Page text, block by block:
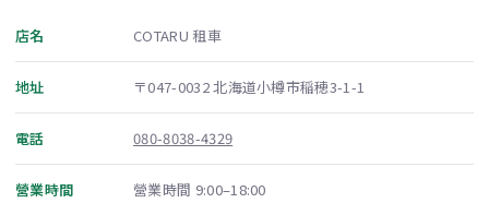
店名 COTARU 租車
地址 〒047-0032 北海道小樽市稲穂3-1-1
電話 080-8038-4329
營業時間 營業時間 9:00–18:00